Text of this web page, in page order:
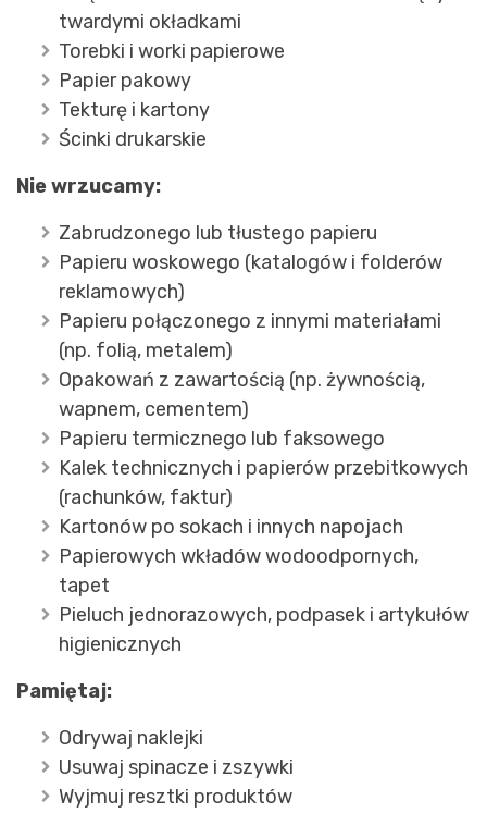
twardymi okładkami
Torebki i worki papierowe
Papier pakowy
Tekturę i kartony
Ścinki drukarskie
Nie wrzucamy:
Zabrudzonego lub tłustego papieru
Papieru woskowego (katalogów i folderów
reklamowych)
Papieru połączonego z innymi materiałami
(np. folią, metalem)
Opakowań z zawartością (np. żywnością,
wapnem, cementem)
Papieru termicznego lub faksowego
Kalek technicznych i papierów przebitkowych
(rachunków, faktur)
Kartonów po sokach i innych napojach
Papierowych wkładów wodoodpornych,
tapet
Pieluch jednorazowych, podpasek i artykułów
higienicznych
Pamiętaj:
Odrywaj naklejki
Usuwaj spinacze i zszywki
Wyjmuj resztki produktów